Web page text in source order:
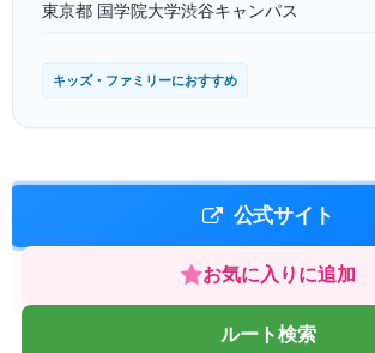
東京都 国学院大学渋谷キャンパス
キッズ・ファミリーにおすすめ
公式サイト
お気に入りに追加
ルート検索